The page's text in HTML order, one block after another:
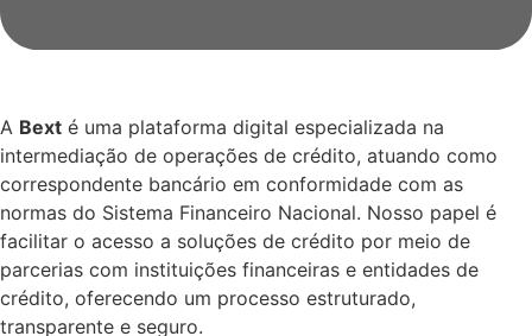
A Bext é uma plataforma digital especializada na
intermediação de operações de crédito, atuando como
correspondente bancário em conformidade com as
normas do Sistema Financeiro Nacional. Nosso papel é
facilitar o acesso a soluções de crédito por meio de
parcerias com instituições financeiras e entidades de
crédito, oferecendo um processo estruturado,
transparente e seguro.